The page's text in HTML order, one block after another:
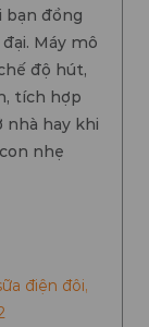
bạn đồng
Máy mô
độ hút,
tích hợp
nhà hay khi
nhẹ
điện đôi,